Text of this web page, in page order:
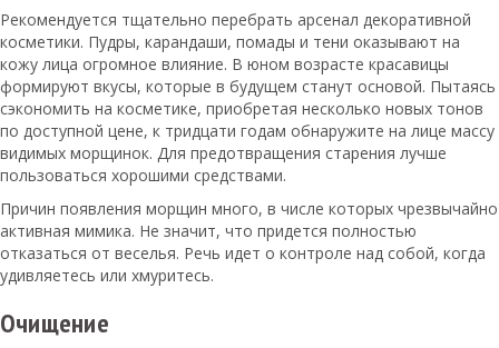
Рекомендуется тщательно перебрать арсенал декоративной
косметики. Пудры, карандаши, помады и тени оказывают на
кожу лица огромное влияние. В юном возрасте красавицы
формируют вкусы, которые в будущем станут основой. Пытаясь
сэкономить на косметике, приобретая несколько новых тонов
по доступной цене, к тридцати годам обнаружите на лице массу
видимых морщинок. Для предотвращения старения лучше
пользоваться хорошими средствами.
Причин появления морщин много, в числе которых чрезвычайно
активная мимика. Не значит, что придется полностью
отказаться от веселья. Речь идет о контроле над собой, когда
удивляетесь или хмуритесь.
Очищение